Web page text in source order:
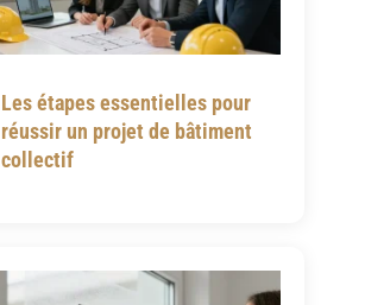
Les étapes essentielles pour
réussir un projet de bâtiment
collectif